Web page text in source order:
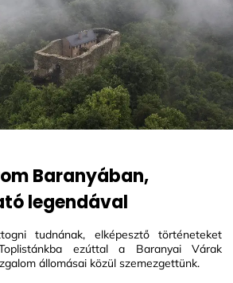
Baranyában,
legendával
tudnának, elképesztő történeteket
ezúttal a Baranyai Várak
állomásai közül szemezgettünk.